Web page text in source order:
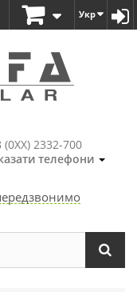
Укр
(0XX) 2332-700
телефони